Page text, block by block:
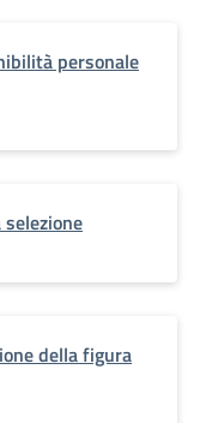
personale
della figura